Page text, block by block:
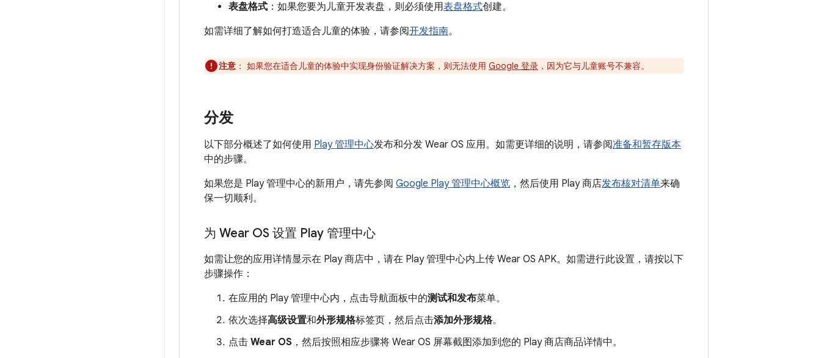
表盘格式 ：如果您要为儿童开发表盘，则必须使用表盘格式创建。
如需详细了解如何打造适合儿童的体验，请参阅开发指南。
注意 ： 如果您在适合儿童的体验中实现身份验证解决方案，则无法使用 Google 登录 ，因为它与儿童账号不兼容。
分发
以下部分概述了如何使用 Play 管理中心发布和分发 Wear OS 应用。如需更详细的说明，请参阅准备和暂存版本
中的步骤。
如果您是 Play 管理中心的新用户，请先参阅 Google Play 管理中心概览 ，然后使用 Play 商店发布核对清单来确
保一切顺利。
为 Wear OS 设置 Play 管理中心
如需让您的应用详情显示在 Play 商店中，请在 Play 管理中心内上传 Wear OS APK。如需进行此设置，请按以下
步骤操作：
在应用的 Play 管理中心内，点击导航面板中的测试和发布菜单。
依次选择高级设置和外形规格标签页，然后点击添加外形规格。
点击 Wear OS ，然后按照相应步骤将 Wear OS 屏幕截图添加到您的 Play 商店商品详情中。